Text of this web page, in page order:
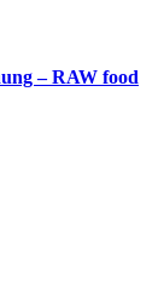
– RAW food